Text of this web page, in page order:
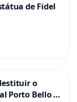
de Fidel
o
Porto Bello -